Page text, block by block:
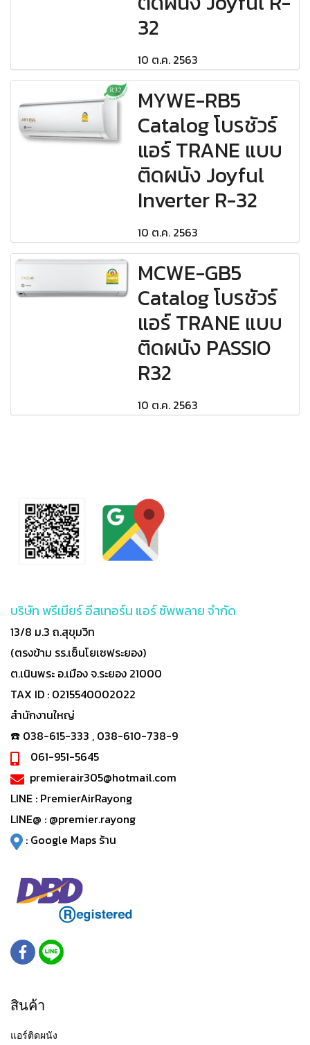
32
10 ต.ค. 2563
MYWE-RB5
Catalog โบรชัวร์
แอร์ TRANE แบบ
ติดผนัง Joyful
Inverter R-32
10 ต.ค. 2563
MCWE-GB5
Catalog โบรชัวร์
แอร์ TRANE แบบ
ติดผนัง PASSIO
R32
10 ต.ค. 2563
บริษัท พรีเมียร์ อีสเทอร์น แอร์ ซัพพลาย จำกัด
13/8 ม.3 ถ.สุขุมวิท
(ตรงข้าม รร.เซ็นโยเซฟระยอง)
ต.เนินพระ อ.เมือง จ.ระยอง 21000
TAX ID : 0215540002022
สำนักงานใหญ่
☎️ 038-615-333 , 038-610-738-9
061-951-5645
premierair305@hotmail.com
LINE : PremierAirRayong
LINE@ : @premier.rayong
: Google Maps ร้าน
สินค้า
แอร์ติดผนัง